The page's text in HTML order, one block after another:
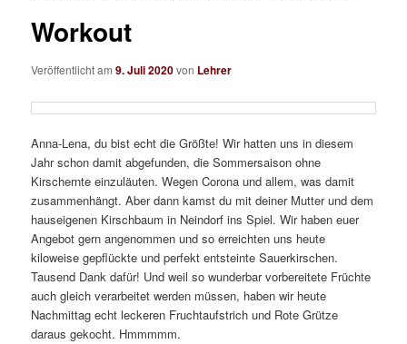
Workout
Veröffentlicht am9. Juli 2020von Lehrer
Anna-Lena, du bist echt die Größte! Wir hatten uns in diesem
Jahr schon damit abgefunden, die Sommersaison ohne
Kirschernte einzuläuten. Wegen Corona und allem, was damit
zusammenhängt. Aber dann kamst du mit deiner Mutter und dem
hauseigenen Kirschbaum in Neindorf ins Spiel. Wir haben euer
Angebot gern angenommen und so erreichten uns heute
kiloweise gepflückte und perfekt entsteinte Sauerkirschen.
Tausend Dank dafür! Und weil so wunderbar vorbereitete Früchte
auch gleich verarbeitet werden müssen, haben wir heute
Nachmittag echt leckeren Fruchtaufstrich und Rote Grütze
daraus gekocht. Hmmmmm.